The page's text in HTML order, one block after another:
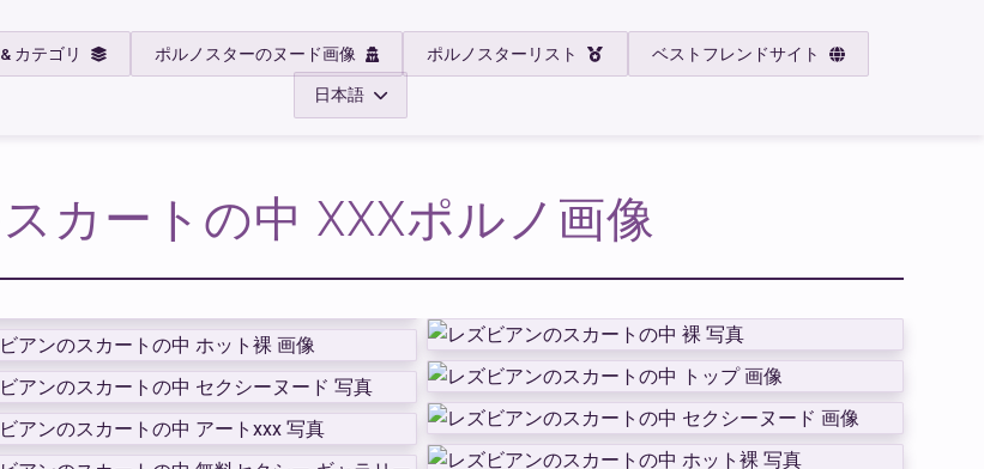
カテゴリ ポルノスターのヌード画像 ポルノスターリスト ベストフレンドサイト
日本語
カートの中 XXXポルノ画像